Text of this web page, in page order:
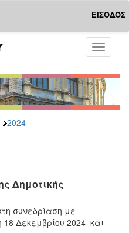
ΕΙΣΟΔΟΣ
Toggle
2024
Δημοτικής
συνεδρίαση με
Δεκεμβρίου 2024 και